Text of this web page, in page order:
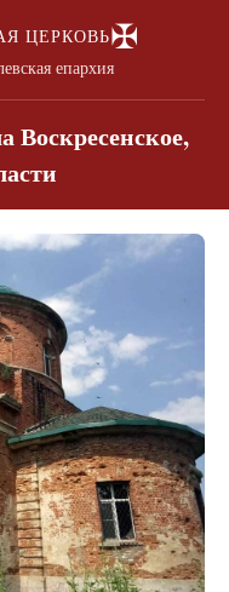
ЦЕРКОВЬ✠
епархия
Воскресенское,